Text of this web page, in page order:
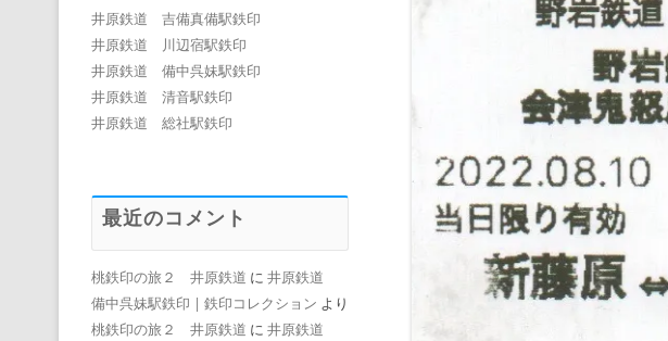
井原鉄道 吉備真備駅鉄印
井原鉄道 川辺宿駅鉄印
井原鉄道 備中呉妹駅鉄印
井原鉄道 清音駅鉄印
井原鉄道 総社駅鉄印
最近のコメント
桃鉄印の旅２ 井原鉄道 に 井原鉄道
備中呉妹駅鉄印 | 鉄印コレクション より
桃鉄印の旅２ 井原鉄道 に 井原鉄道